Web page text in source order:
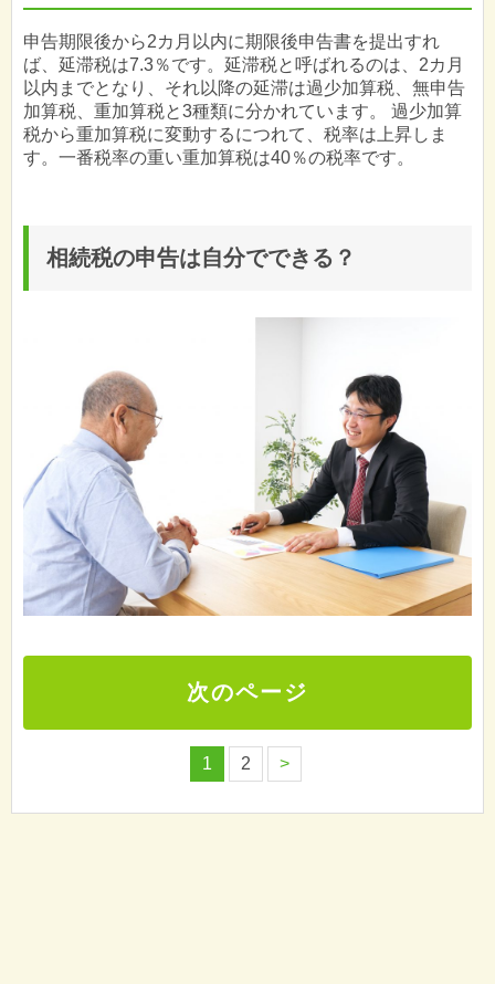
申告期限後から2カ月以内に期限後申告書を提出すれ
ば、延滞税は7.3％です。延滞税と呼ばれるのは、2カ月
以内までとなり、それ以降の延滞は過少加算税、無申告
加算税、重加算税と3種類に分かれています。 過少加算
税から重加算税に変動するにつれて、税率は上昇しま
す。一番税率の重い重加算税は40％の税率です。
相続税の申告は自分でできる？
次のページ
1 2 >